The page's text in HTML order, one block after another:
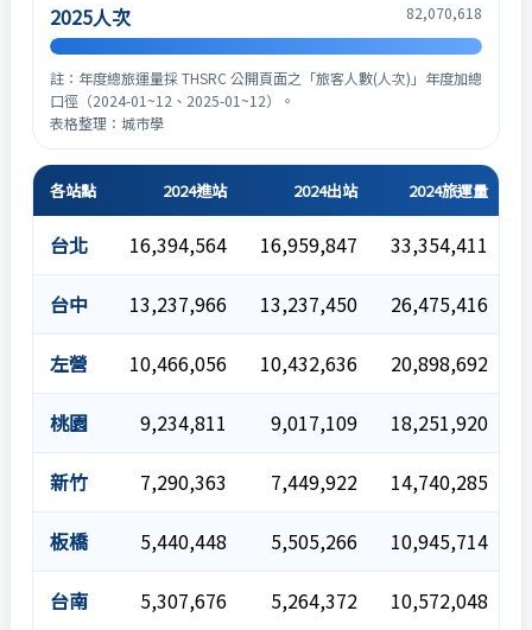
2025人次 82,070,618
註：年度總旅運量採 THSRC 公開頁面之「旅客人數(人次)」年度加總
口徑（2024-01~12、2025-01~12）。
表格整理：城市學
各站點 2024進站 2024出站 2024旅運量
台北 16,394,564 16,959,847 33,354,411
台中 13,237,966 13,237,450 26,475,416
左營 10,466,056 10,432,636 20,898,692
桃園 9,234,811 9,017,109 18,251,920
新竹 7,290,363 7,449,922 14,740,285
板橋 5,440,448 5,505,266 10,945,714
台南 5,307,676 5,264,372 10,572,048